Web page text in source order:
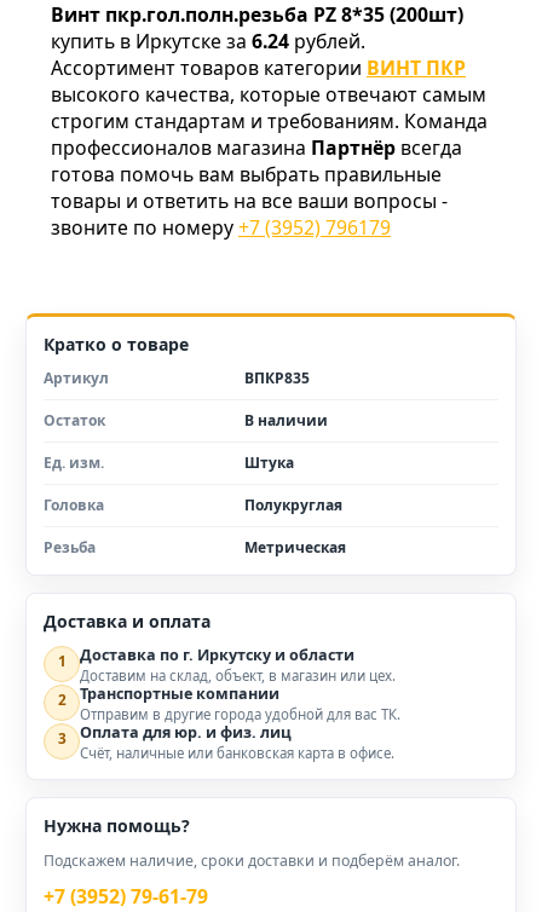
Винт пкр.гол.полн.резьба PZ 8*35 (200шт)
купить в Иркутске за 6.24 рублей.
Ассортимент товаров категории ВИНТ ПКР
высокого качества, которые отвечают самым
строгим стандартам и требованиям. Команда
профессионалов магазина Партнёр всегда
готова помочь вам выбрать правильные
товары и ответить на все ваши вопросы -
звоните по номеру+7 (3952) 796179
Кратко о товаре
Артикул ВПКР835
Остаток В наличии
Ед. изм. Штука
Головка Полукруглая
Резьба Метрическая
Доставка и оплата
1 Доставка по г. Иркутску и области
Доставим на склад, объект, в магазин или цех.
2 Транспортные компании
Отправим в другие города удобной для вас ТК.
3 Оплата для юр. и физ. лиц
Счёт, наличные или банковская карта в офисе.
Нужна помощь?
Подскажем наличие, сроки доставки и подберём аналог.
+7 (3952) 79-61-79